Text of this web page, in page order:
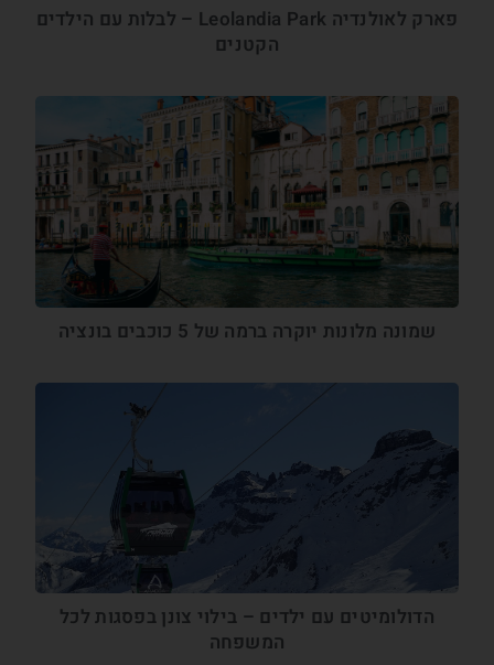
פארק לאולנדיה Leolandia Park – לבלות עם הילדים
הקטנים
שמונה מלונות יוקרה ברמה של 5 כוכבים בונציה
הדולומיטים עם ילדים – בילוי צונן בפסגות לכל
המשפחה